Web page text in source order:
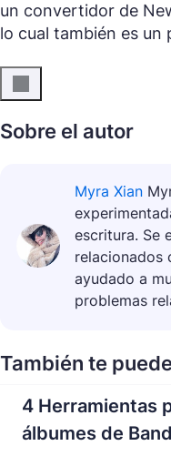
un convertidor de
lo cual también es un
Sobre el autor
Myra Xian
escritura. Se
relacionados
ayudado a
problemas
También te
4 Herramientas
álbumes de